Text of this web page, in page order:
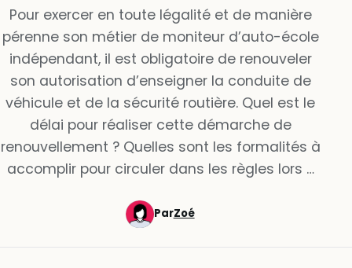
Pour exercer en toute légalité et de manière
pérenne son métier de moniteur d’auto-école
indépendant, il est obligatoire de renouveler
son autorisation d’enseigner la conduite de
véhicule et de la sécurité routière. Quel est le
délai pour réaliser cette démarche de
renouvellement ? Quelles sont les formalités à
accomplir pour circuler dans les règles lors …
ParZoé